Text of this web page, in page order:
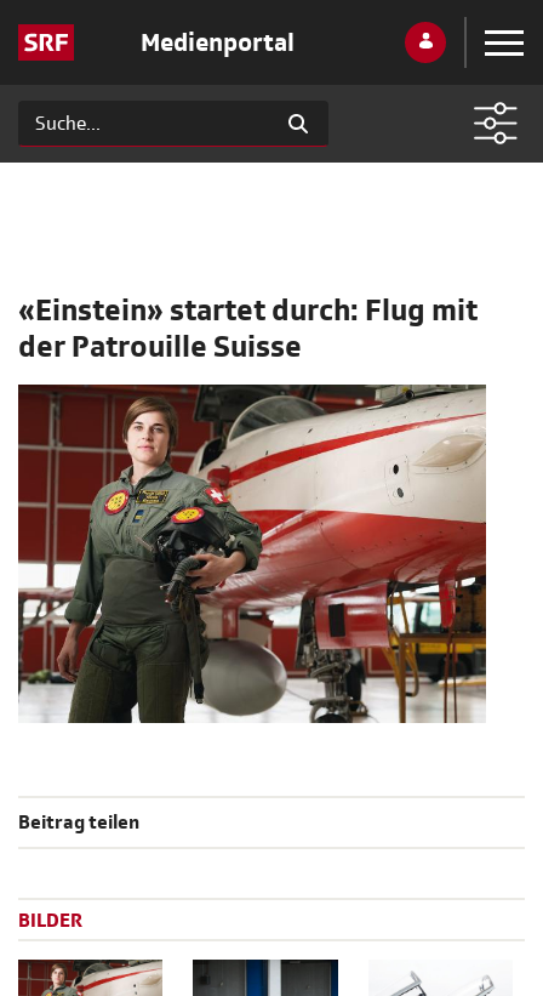
Medienportal
«Einstein» startet durch: Flug mit
der Patrouille Suisse
Beitrag teilen
BILDER